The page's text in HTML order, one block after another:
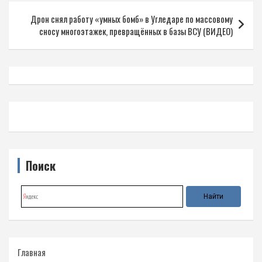
записям
Дрон снял работу «умных бомб» в Угледаре по массовому
сносу многоэтажек, превращённых в базы ВСУ (ВИДЕО)
Поиск
Главная